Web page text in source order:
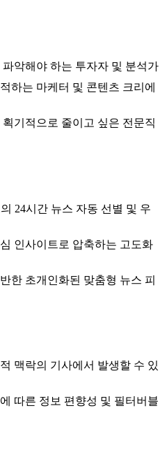
악해야 하는 투자자 및 분석가
하는 마케터 및 콘텐츠 크리에
기적으로 줄이고 싶은 전문직
24시간 뉴스 자동 선별 및 우
인사이트로 압축하는 고도화
한 초개인화된 맞춤형 뉴스 피
맥락의 기사에서 발생할 수 있
따른 정보 편향성 및 필터버블